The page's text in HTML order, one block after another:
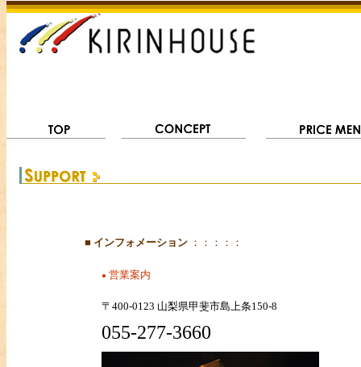
■ インフォメーション ：：：：：
● 営業案内
〒400-0123 山梨県甲斐市島上条150-8
055-277-3660